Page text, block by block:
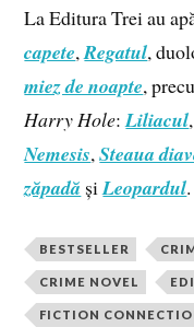
La Editura Trei au
capete,Regatul,
miez de noapte,
Harry Hole:Liliacul
Nemesis,Steaua
zăpadă șiLeopardul.
BESTSELLER
CRIME NOVEL
FICTION